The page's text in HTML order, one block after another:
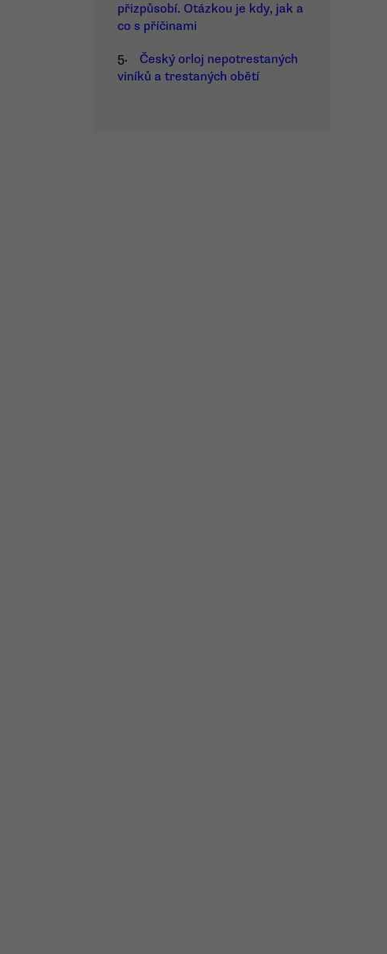
přizpůsobí. Otázkou je kdy, jak a
co s příčinami
5.
Český orloj nepotrestaných
viníků a trestaných obětí